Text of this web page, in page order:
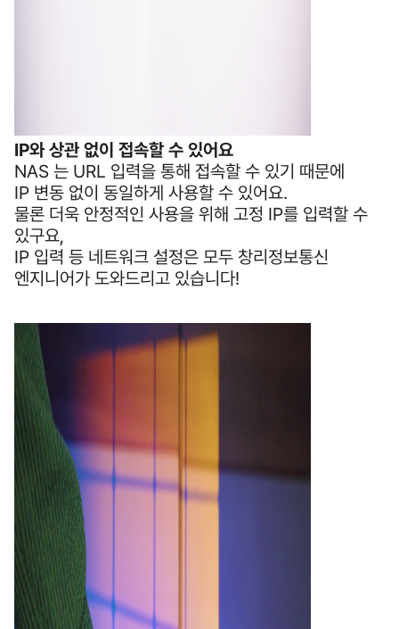
IP와 상관 없이 접속할 수 있어요
NAS 는 URL 입력을 통해 접속할 수 있기 때문에
IP 변동 없이 동일하게 사용할 수 있어요.
물론 더욱 안정적인 사용을 위해 고정 IP를 입력할 수
있구요,
IP 입력 등 네트워크 설정은 모두 창리정보통신
엔지니어가 도와드리고 있습니다!